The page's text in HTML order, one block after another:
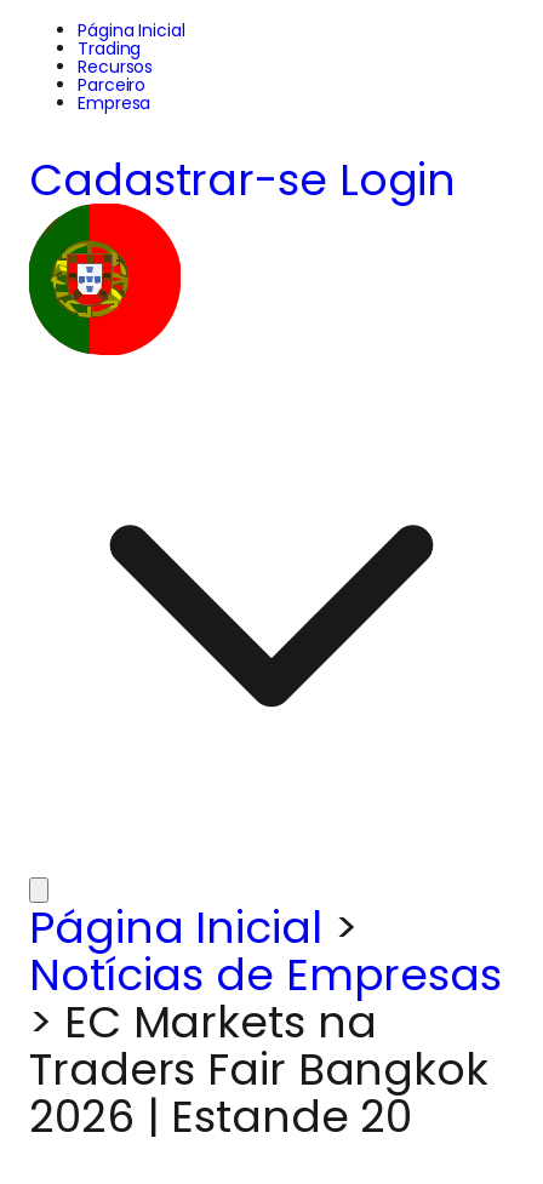
Página Inicial
Trading
Recursos
Parceiro
Empresa
Cadastrar-se Login
Página Inicial >
Notícias de Empresas
> EC Markets na
Traders Fair Bangkok
2026 | Estande 20